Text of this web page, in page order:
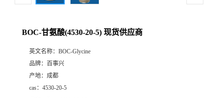
BOC-甘氨酸(4530-20-5) 现货供应商
英文名称： BOC-Glycine
品牌：
百事兴
产地： 成都
cas： 4530-20-5